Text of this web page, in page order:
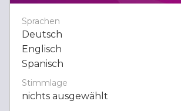
Sprachen
Deutsch
Englisch
Spanisch
Stimmlage
nichts ausgewählt